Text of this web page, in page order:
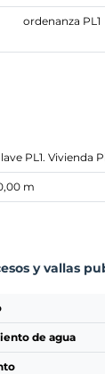
ordenanza PL1
PL1. Vivienda
m
y vallas
de agua